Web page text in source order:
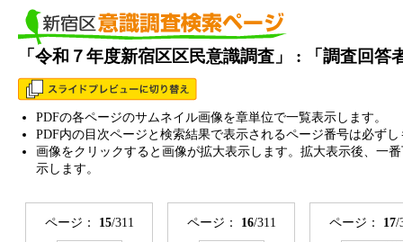
「令和７年度新宿区区民意識調査」 : 「調査回
PDFの各ページのサムネイル画像を章単位で一覧表示します。
PDF内の目次ページと検索結果で表示されるページ番号は必ず
画像をクリックすると画像が拡大表示します。拡大表示後、一
示します。
ページ： 15/311 ページ： 16/311 ページ： 17/